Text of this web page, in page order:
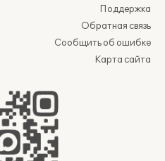
Поддержка
Обратная связь
Сообщить об ошибке
Карта сайта